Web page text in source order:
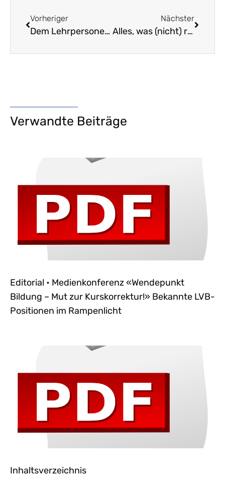
Vorheriger
Dem Lehrpersonenmangel auf der Spur – Je eine junge und erfahrene Aussteigerin im Interview
Nächster
Alles, was (nicht) recht ist – Unfreie Lehrmittelfreiheit
Verwandte Beiträge
Editorial • Medienkonferenz «Wendepunkt
Bildung – Mut zur Kurskorrektur!» Bekannte LVB-
Positionen im Rampenlicht
Inhaltsverzeichnis